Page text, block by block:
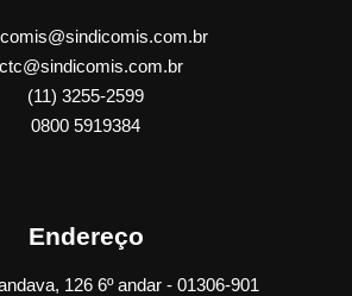
(11) 3255-2599
0800 5919384
Endereço
126 6º andar - 01306-901